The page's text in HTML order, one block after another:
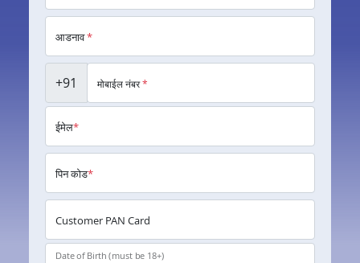
आडनाव*
+91 मोबाईल नंबर*
ईमेल*
पिन कोड*
Customer PAN Card
Date of Birth (must be 18+)